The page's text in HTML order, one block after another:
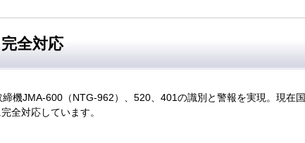
全対応
機JMA-600（NTG-962）、520、401の識別と警報を実現。現在国
全対応しています。